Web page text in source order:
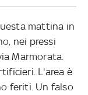
mattina in
nei pressi
Marmorata.
L'area è
feriti. Un falso